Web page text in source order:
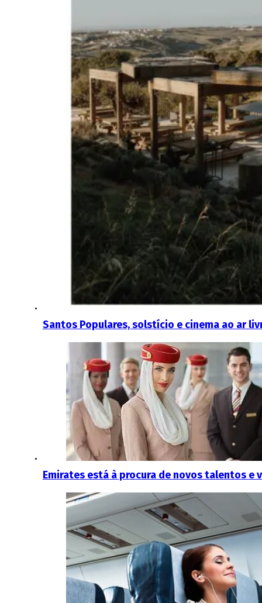
Santos Populares, solstício e cinema ao ar
Emirates está à procura de novos talentos e